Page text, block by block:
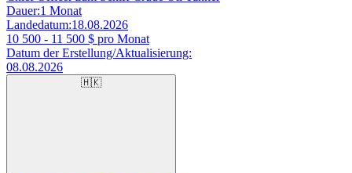
Dauer:1 Monat
Landedatum:18.08.2026
10 500 - 11 500 $ pro Monat
Datum der Erstellung/Aktualisierung:
08.08.2026
🇭🇰